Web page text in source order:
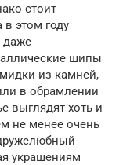
стоит
в этом году
даже
шипы
из камней,
в обрамлении
выглядят хоть и
не менее очень
украшениям